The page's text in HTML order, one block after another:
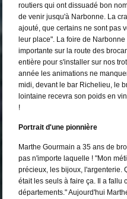
routiers qui ont dissuadé bon
de venir jusqu'à Narbonne. La
ajouté, que certains ne sont pas
leur place". La foire de
importante sur la route des
entière pour s'installer sur nos
année les animations ne
midi, devant le bar Richelieu, le
lointaine recevra son poids en
!
Portrait d'une pionnière
Marthe Gourmain a 35 ans de
pas n'importe laquelle ! "Mon
précieux, les bijoux, l'argenterie.
était les seuls à faire ça. Il a fallu
départements." Aujourd'hui